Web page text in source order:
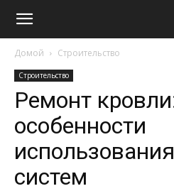
Домой Строительство
Строительство
Ремонт
особенности
систем